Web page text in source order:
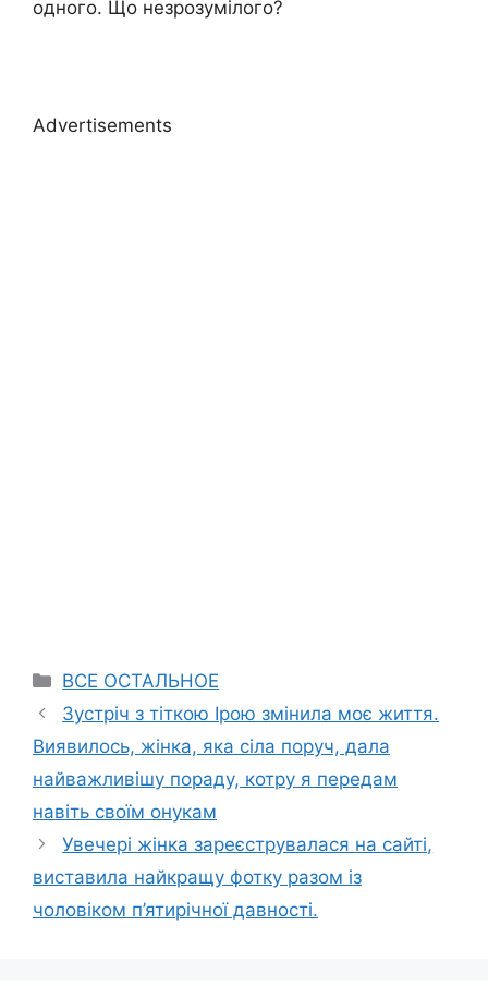
одного. Що незрозумілого?
Advertisements
Categories
ВСЕ ОСТАЛЬНОЕ
Зустріч з тіткою Ірою змінила моє життя.
Виявилось, жінка, яка сіла поруч, дала
найважливішу пораду, котру я передам
навіть своїм онукам
Увечері жінка зареєструвалася на сайті,
виставила найкращу фотку разом із
чоловіком п’ятирічної давності.